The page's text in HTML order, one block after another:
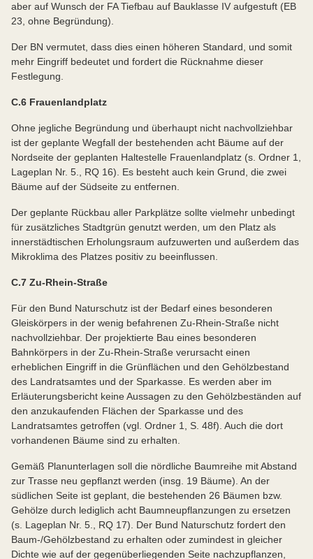
aber auf Wunsch der FA Tiefbau auf Bauklasse IV aufgestuft (EB
23, ohne Begründung).
Der BN vermutet, dass dies einen höheren Standard, und somit
mehr Eingriff bedeutet und fordert die Rücknahme dieser
Festlegung.
C.6 Frauenlandplatz
Ohne jegliche Begründung und überhaupt nicht nachvollziehbar
ist der geplante Wegfall der bestehenden acht Bäume auf der
Nordseite der geplanten Haltestelle Frauenlandplatz (s. Ordner 1,
Lageplan Nr. 5., RQ 16). Es besteht auch kein Grund, die zwei
Bäume auf der Südseite zu entfernen.
Der geplante Rückbau aller Parkplätze sollte vielmehr unbedingt
für zusätzliches Stadtgrün genutzt werden, um den Platz als
innerstädtischen Erholungsraum aufzuwerten und außerdem das
Mikroklima des Platzes positiv zu beeinflussen.
C.7 Zu-Rhein-Straße
Für den Bund Naturschutz ist der Bedarf eines besonderen
Gleiskörpers in der wenig befahrenen Zu-Rhein-Straße nicht
nachvollziehbar. Der projektierte Bau eines besonderen
Bahnkörpers in der Zu-Rhein-Straße verursacht einen
erheblichen Eingriff in die Grünflächen und den Gehölzbestand
des Landratsamtes und der Sparkasse. Es werden aber im
Erläuterungsbericht keine Aussagen zu den Gehölzbeständen auf
den anzukaufenden Flächen der Sparkasse und des
Landratsamtes getroffen (vgl. Ordner 1, S. 48f). Auch die dort
vorhandenen Bäume sind zu erhalten.
Gemäß Planunterlagen soll die nördliche Baumreihe mit Abstand
zur Trasse neu gepflanzt werden (insg. 19 Bäume). An der
südlichen Seite ist geplant, die bestehenden 26 Bäumen bzw.
Gehölze durch lediglich acht Baumneupflanzungen zu ersetzen
(s. Lageplan Nr. 5., RQ 17). Der Bund Naturschutz fordert den
Baum-/Gehölzbestand zu erhalten oder zumindest in gleicher
Dichte wie auf der gegenüberliegenden Seite nachzupflanzen,